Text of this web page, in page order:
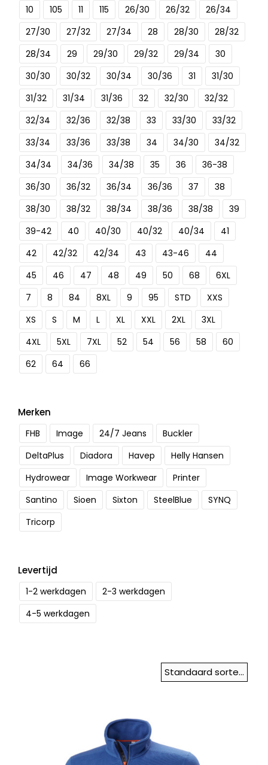
10 105 11 115 26/30 26/32
26/34
27/30
27/32 27/34 28 28/30
28/32
28/34
29 29/30 29/32 29/34
30
30/30
30/32 30/34 30/36 31
31/30
31/32
31/34 31/36 32 32/30
32/32
32/34
32/36 32/38 33 33/30
33/32
33/34
33/36 33/38 34 34/30
34/32
34/34
34/36 34/38 35 36
36-38
36/30
36/32 36/34 36/36 37
38
38/30
38/32 38/34 38/36 38/38
39
39-42
40 40/30 40/32 40/34
41
42
42/32 42/34 43 43-46
44
45
46 47 48 49 50 68
6XL
7
8 84 8XL 9 95 STD
XXS
XS
S M L XL XXL 2XL
3XL
4XL
5XL 7XL 52 54 56 58
60
62
64 66
Merken
FHB Image 24/7 Jeans
Buckler
DeltaPlus
Diadora Havep
Helly Hansen
Hydrowear
Image Workwear
Printer
Santino
Sioen Sixton SteelBlue
SYNQ
Tricorp
Levertijd
1-2 werkdagen
2-3 werkdagen
4-5 werkdagen